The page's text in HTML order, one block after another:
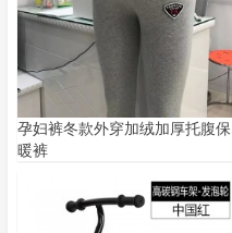
孕妇裤冬款外穿加绒加厚托腹保
暖裤